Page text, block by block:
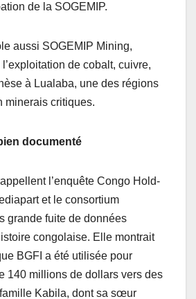
de la SOGEMIP.
aussi SOGEMIP Mining,
de cobalt, cuivre,
à Lualaba, une des régions
minerais critiques.
documenté
l’enquête Congo Hold-
et le consortium
grande fuite de données
congolaise. Elle montrait
BGFI a été utilisée pour
140 millions de dollars vers des
Kabila, dont sa sœur